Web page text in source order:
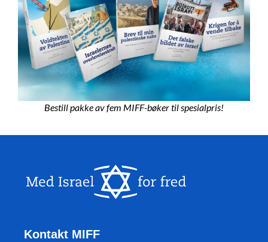
Bestill pakke av fem MIFF-bøker til spesialpris!
Kontakt MIFF